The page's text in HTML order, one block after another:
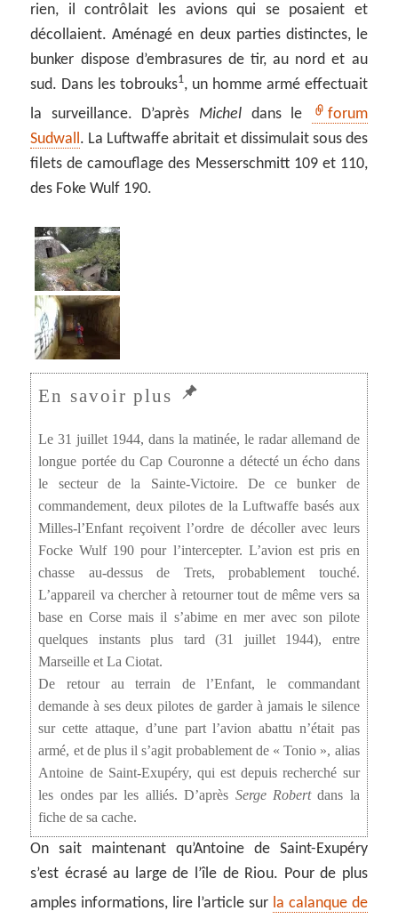
rien, il contrôlait les avions qui se posaient et
décollaient. Aménagé en deux parties distinctes, le
bunker dispose d’embrasures de tir, au nord et au
sud. Dans les tobrouks1, un homme armé effectuait
la surveillance. D’après Michel dans le
forum
Sudwall . La Luftwaffe abritait et dissimulait sous des
filets de camouflage des Messerschmitt 109 et 110,
des Foke Wulf 190.
Le 31 juillet 1944, dans la matinée, le radar allemand de
longue portée du Cap Couronne a détecté un écho dans
le secteur de la Sainte-Victoire. De ce bunker de
commandement, deux pilotes de la Luftwaffe basés aux
Milles-l’Enfant reçoivent l’ordre de décoller avec leurs
Focke Wulf 190 pour l’intercepter. L’avion est pris en
chasse au-dessus de Trets, probablement touché.
L’appareil va chercher à retourner tout de même vers sa
base en Corse mais il s’abime en mer avec son pilote
quelques instants plus tard (31 juillet 1944), entre
Marseille et La Ciotat.
De retour au terrain de l’Enfant, le commandant
demande à ses deux pilotes de garder à jamais le silence
sur cette attaque, d’une part l’avion abattu n’était pas
armé, et de plus il s’agit probablement de « Tonio », alias
Antoine de Saint-Exupéry, qui est depuis recherché sur
les ondes par les alliés. D’après Serge Robertdans la
fiche de sa cache.
On sait maintenant qu’Antoine de Saint-Exupéry
s’est écrasé au large de l’île de Riou. Pour de plus
amples informations, lire l’article sur la calanque de